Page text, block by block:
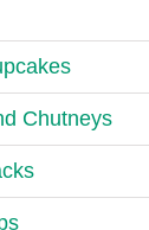
Chutneys